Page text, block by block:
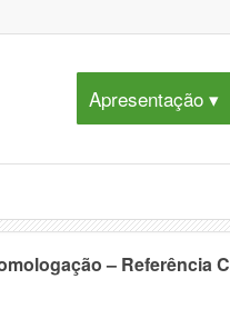
Apresentação
– Referência C